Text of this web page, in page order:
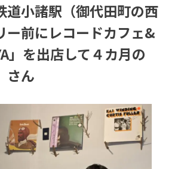
道小諸駅（御代田町の西
ー前にレコードカフェ&
」を出店して４カ月の
さん